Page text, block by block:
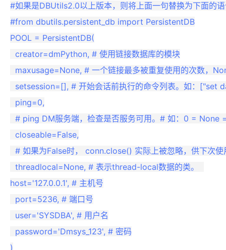
#如果是DBUtils2.0以上版本，则将上面一句替换为下面的
#from dbutils.persistent_db import PersistentDB
POOL = PersistentDB(
  creator=dmPython, # 使用链接数据库的模块
maxusage=None, # 一个链接最多被重复使用的次数，
setsession=[], # 开始会话前执行的命令列表。如：["set
  ping=0,
# ping DM服务端，检查是否服务可用。# 如：0 = None =
  closeable=False,
# 如果为False时， conn.close() 实际上被忽略，供下
  threadlocal=None, # 表示thread-local数据的类。
host='127.0.0.1', # 主机号
  port=5236, # 端口号
  user='SYSDBA', # 用户名
  password='Dmsys_123', # 密码